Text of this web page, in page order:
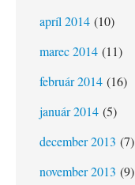
apríl 2014 (10)
marec 2014 (11)
február 2014 (16)
január 2014 (5)
december 2013 (7)
november 2013 (9)